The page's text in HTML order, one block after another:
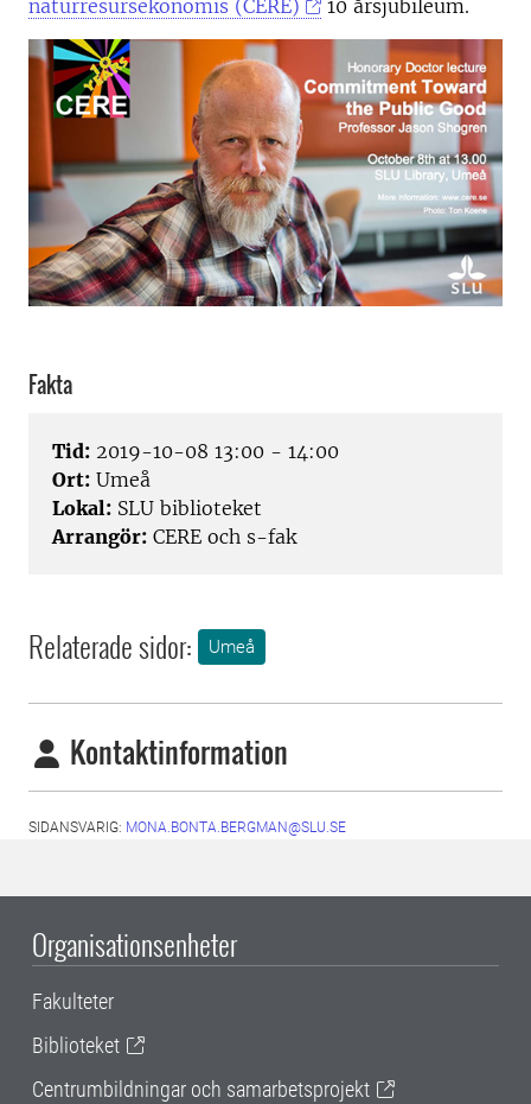
naturresursekonomis (CERE)
10 årsjubileum.
Fakta
Tid: 2019-10-08 13:00 - 14:00
Ort: Umeå
Lokal: SLU biblioteket
Arrangör: CERE och s-fak
Relaterade sidor: Umeå
Kontaktinformation
SIDANSVARIG: MONA.BONTA.BERGMAN@SLU.SE
Organisationsenheter
Fakulteter
Biblioteket
Centrumbildningar och samarbetsprojekt